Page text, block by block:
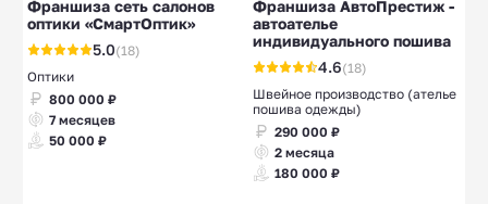
Франшиза сеть салонов
оптики «СмартОптик»
5.0(18)
Оптики
800 000 ₽
7 месяцев
50 000 ₽
Франшиза АвтоПрестиж -
автоателье
индивидуального пошива
4.6(18)
Швейное производство (ателье
пошива одежды)
290 000 ₽
2 месяца
180 000 ₽